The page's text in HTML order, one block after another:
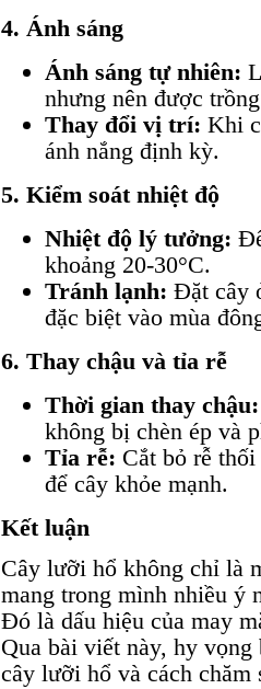
4. Ánh sáng
Ánh sáng tự nhiên:
nhưng nên được
Thay đổi vị trí: Khi
ánh nắng định kỳ.
5. Kiểm soát nhiệt độ
Nhiệt độ lý tưởng:
khoảng 20-30°C.
Tránh lạnh: Đặt cây
đặc biệt vào mùa
6. Thay chậu và tỉa rễ
Thời gian thay chậu:
không bị chèn ép và
Tỉa rễ: Cắt bỏ rễ
để cây khỏe mạnh.
Kết luận
Cây lưỡi hổ không chỉ là
mang trong mình nhiều ý
Đó là dấu hiệu của may
Qua bài viết này, hy
cây lưỡi hổ và cách chăm